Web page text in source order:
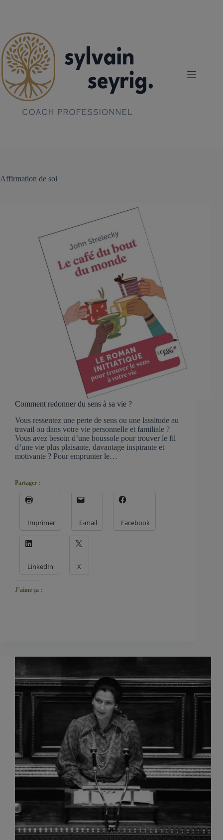
Affirmation de soi
Comment redonner du sens à sa vie ?
Vous ressentez une perte de sens ou une lassitude au
travail ou dans votre vie personnelle et familiale ?
Vous avez besoin d’une boussole pour trouver le fil
d’une vie plus plaisante, davantage inspirante et
motivante ? Pour emprunter le…
Partager :
Imprimer E-mail Facebook
LinkedIn X
J’aime ça :